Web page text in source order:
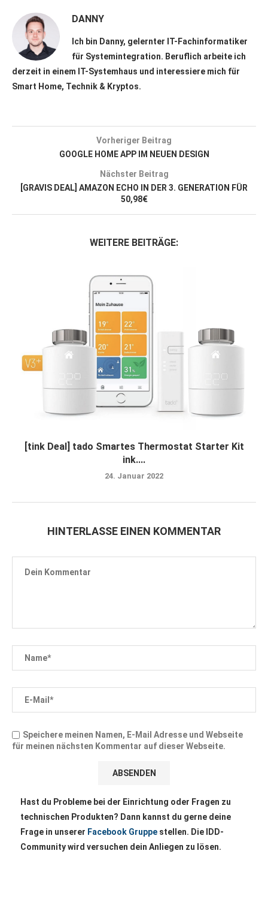
DANNY
Ich bin Danny, gelernter IT-Fachinformatiker
für Systemintegration. Beruflich arbeite ich
derzeit in einem IT-Systemhaus und interessiere mich für
Smart Home, Technik & Kryptos.
Vorheriger Beitrag
GOOGLE HOME APP IM NEUEN DESIGN
Nächster Beitrag
[GRAVIS DEAL] AMAZON ECHO IN DER 3. GENERATION FÜR
50,98€
WEITERE BEITRÄGE:
[tink Deal] tado Smartes Thermostat Starter Kit
ink....
24. Januar 2022
HINTERLASSE EINEN KOMMENTAR
Speichere meinen Namen, E-Mail Adresse und Webseite
für meinen nächsten Kommentar auf dieser Webseite.
Hast du Probleme bei der Einrichtung oder Fragen zu
technischen Produkten? Dann kannst du gerne deine
Frage in unserer Facebook Gruppe stellen. Die IDD-
Community wird versuchen dein Anliegen zu lösen.